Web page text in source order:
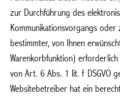
zur Durchführung des
Kommunikationsvorgangs oder
bestimmter, von Ihnen
Warenkorbfunktion)
von Art. 6 Abs. 1 lit. f DSGVO
Websitebetreiber hat ein